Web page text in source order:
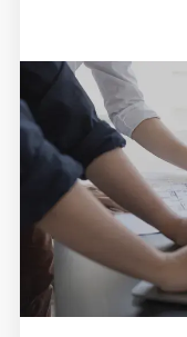
día a
con su
una
si
Su
claves